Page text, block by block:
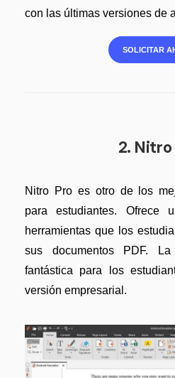
con las últimas versiones de
SOLICITAR
2. Nitro
Nitro Pro es otro de los
para estudiantes. Ofrece
herramientas que los
sus documentos PDF.
fantástica para los
versión empresarial.